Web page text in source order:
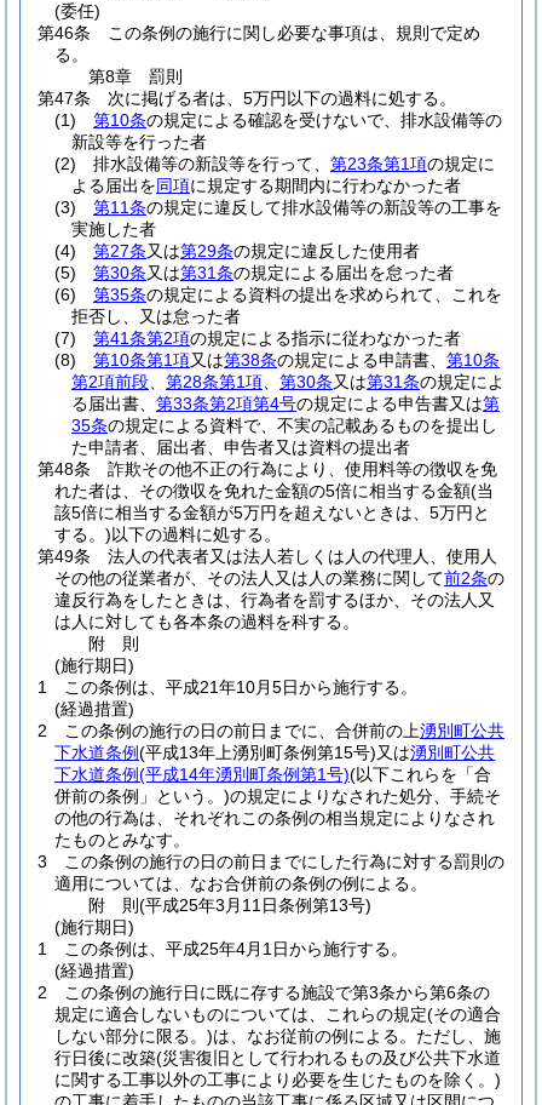
(委任)
第46条
この条例の施行に関し必要な事項は、規則で定め
る。
第8章
罰則
第47条
次に掲げる者は、5万円以下の過料に処する。
(1)
第10条の規定による確認を受けないで、排水設備等の
新設等を行った者
(2)
排水設備等の新設等を行って、 第23条第1項の規定に
よる届出を同項に規定する期間内に行わなかった者
(3)
第11条の規定に違反して排水設備等の新設等の工事を
実施した者
(4)
第27条又は第29条の規定に違反した使用者
(5)
第30条又は第31条の規定による届出を怠った者
(6)
第35条の規定による資料の提出を求められて、これを
拒否し、又は怠った者
(7)
第41条第2項の規定による指示に従わなかった者
(8)
第10条第1項又は第38条の規定による申請書、 第10条
第2項前段
第28条第1項 第30条又は第31条の規定によ
る届出書、 第33条第2項第4号の規定による申告書又は第
35条の規定による資料で、不実の記載あるものを提出し
た申請者、届出者、申告者又は資料の提出者
第48条
詐欺その他不正の行為により、使用料等の徴収を免
れた者は、その徴収を免れた金額の5倍に相当する金額(当
該5倍に相当する金額が5万円を超えないときは、5万円と
する。)以下の過料に処する。
第49条
法人の代表者又は法人若しくは人の代理人、使用人
その他の従業者が、その法人又は人の業務に関して前2条の
違反行為をしたときは、行為者を罰するほか、その法人又
は人に対しても各本条の過料を科する。
附 則
(施行期日)
1
この条例は、平成21年10月5日から施行する。
(経過措置)
2
この条例の施行の日の前日までに、合併前の上湧別町公共
下水道条例(平成13年上湧別町条例第15号)又は湧別町公共
下水道条例(平成14年湧別町条例第1号)(以下これらを「合
併前の条例」という。)の規定によりなされた処分、手続そ
の他の行為は、それぞれこの条例の相当規定によりなされ
たものとみなす。
3
この条例の施行の日の前日までにした行為に対する罰則の
適用については、なお合併前の条例の例による。
附 則(平成25年3月11日条例第13号)
(施行期日)
1
この条例は、平成25年4月1日から施行する。
(経過措置)
2
この条例の施行日に既に存する施設で第3条から第6条の
規定に適合しないものについては、これらの規定(その適合
しない部分に限る。)は、なお従前の例による。 ただし、施
行日後に改築(災害復旧として行われるもの及び公共下水道
に関する工事以外の工事により必要を生じたものを除く。)